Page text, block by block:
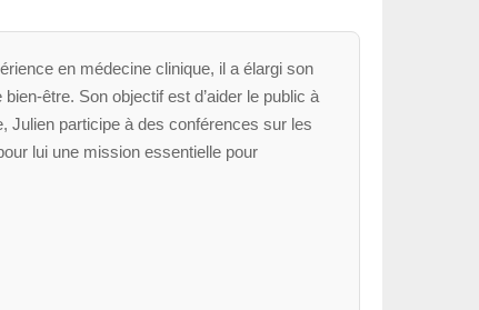
en médecine clinique, il a élargi son
être. Son objectif est d’aider le public à
Julien participe à des conférences sur les
lui une mission essentielle pour